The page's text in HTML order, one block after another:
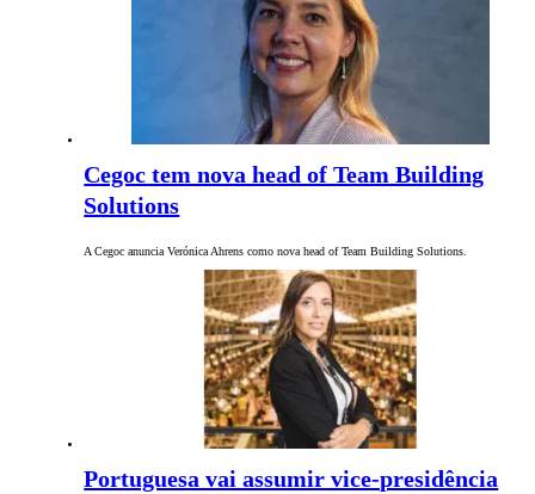
Cegoc tem nova head of Team Building
Solutions
A Cegoc anuncia Verónica Ahrens como nova head of Team Building Solutions.
Portuguesa vai assumir vice-presidência